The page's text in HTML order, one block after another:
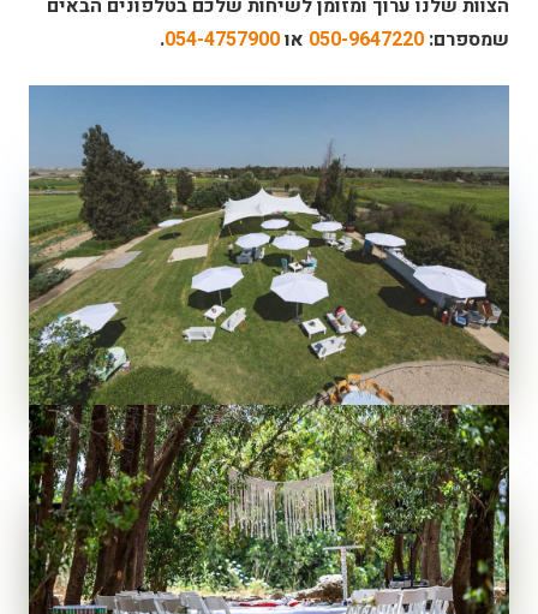
הצוות שלנו ערוך ומזומן לשיחות שלכם בטלפונים הבאים
שמספרם: 050-9647220 או054-4757900
.